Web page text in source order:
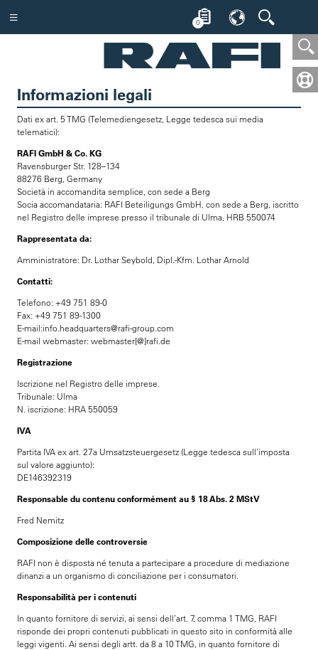
0
Informazioni legali
Dati ex art. 5 TMG (Telemediengesetz, Legge tedesca sui media
telematici):
RAFI GmbH & Co. KG
Ravensburger Str. 128–134
88276 Berg, Germany
Società in accomandita semplice, con sede a Berg
Socia accomandataria: RAFI Beteiligungs GmbH, con sede a Berg, iscritto
nel Registro delle imprese presso il tribunale di Ulma, HRB 550074
Rappresentata da:
Amministratore: Dr. Lothar Seybold, Dipl.-Kfm. Lothar Arnold
Contatti:
Telefono: +49 751 89-0
Fax: +49 751 89-1300
E-mail:info.headquarters@rafi-group.com
E-mail webmaster: webmaster[@]rafi.de
Registrazione
Iscrizione nel Registro delle imprese.
Tribunale: Ulma
N. iscrizione: HRA 550059
IVA
Partita IVA ex art. 27a Umsatzsteuergesetz (Legge tedesca sull’imposta
sul valore aggiunto):
DE146392319
Responsable du contenu conformément au § 18 Abs. 2 MStV
Fred Nemitz
Composizione delle controversie
RAFI non è disposta né tenuta a partecipare a procedure di mediazione
dinanzi a un organismo di conciliazione per i consumatori.
Responsabilità per i contenuti
In quanto fornitore di servizi, ai sensi dell’art. 7, comma 1 TMG, RAFI
risponde dei propri contenuti pubblicati in questo sito in conformità alle
leggi vigenti. Ai sensi degli artt. da 8 a 10 TMG, in quanto fornitore di